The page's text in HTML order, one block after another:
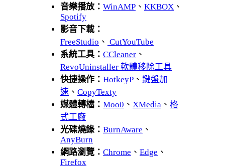
音樂播放： WinAMP 、 KKBOX 、
Spotify
影音下載：
FreeStudio 、 CutYouTube
系統工具： CCleaner 、
RevoUninstaller 軟體移除工具
快捷操作： HotkeyP 、 鍵盤加
速 、 CopyTexty
媒體轉檔： Moo0 、 XMedia 、 格
式工廠
光碟燒錄： BurnAware 、
AnyBurn
網路瀏覽： Chrome 、 Edge 、
Firefox